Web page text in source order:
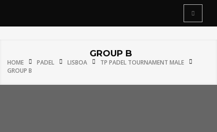
GROUP B
HOME PADEL LISBOA
TP PADEL TOURNAMENT MALE
GROUP B